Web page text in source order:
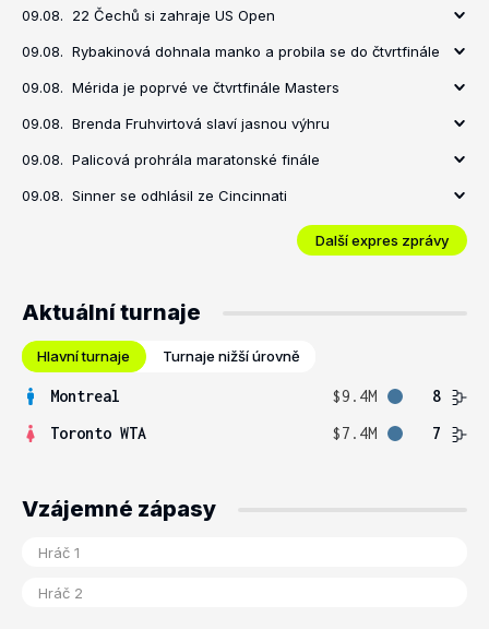
09.08. 22 Čechů si zahraje US Open
09.08. Rybakinová dohnala manko a probila se do čtvrtfinále
09.08. Mérida je poprvé ve čtvrtfinále Masters
09.08. Brenda Fruhvirtová slaví jasnou výhru
09.08. Palicová prohrála maratonské finále
09.08. Sinner se odhlásil ze Cincinnati
Další expres zprávy
Aktuální turnaje
Hlavní turnaje Turnaje nižší úrovně
Montreal $9.4M
8
Toronto WTA
$7.4M 7
Vzájemné zápasy